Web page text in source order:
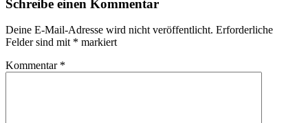
Schreibe einen Kommentar
Deine E-Mail-Adresse wird nicht veröffentlicht. Erforderliche
Felder sind mit * markiert
Kommentar *